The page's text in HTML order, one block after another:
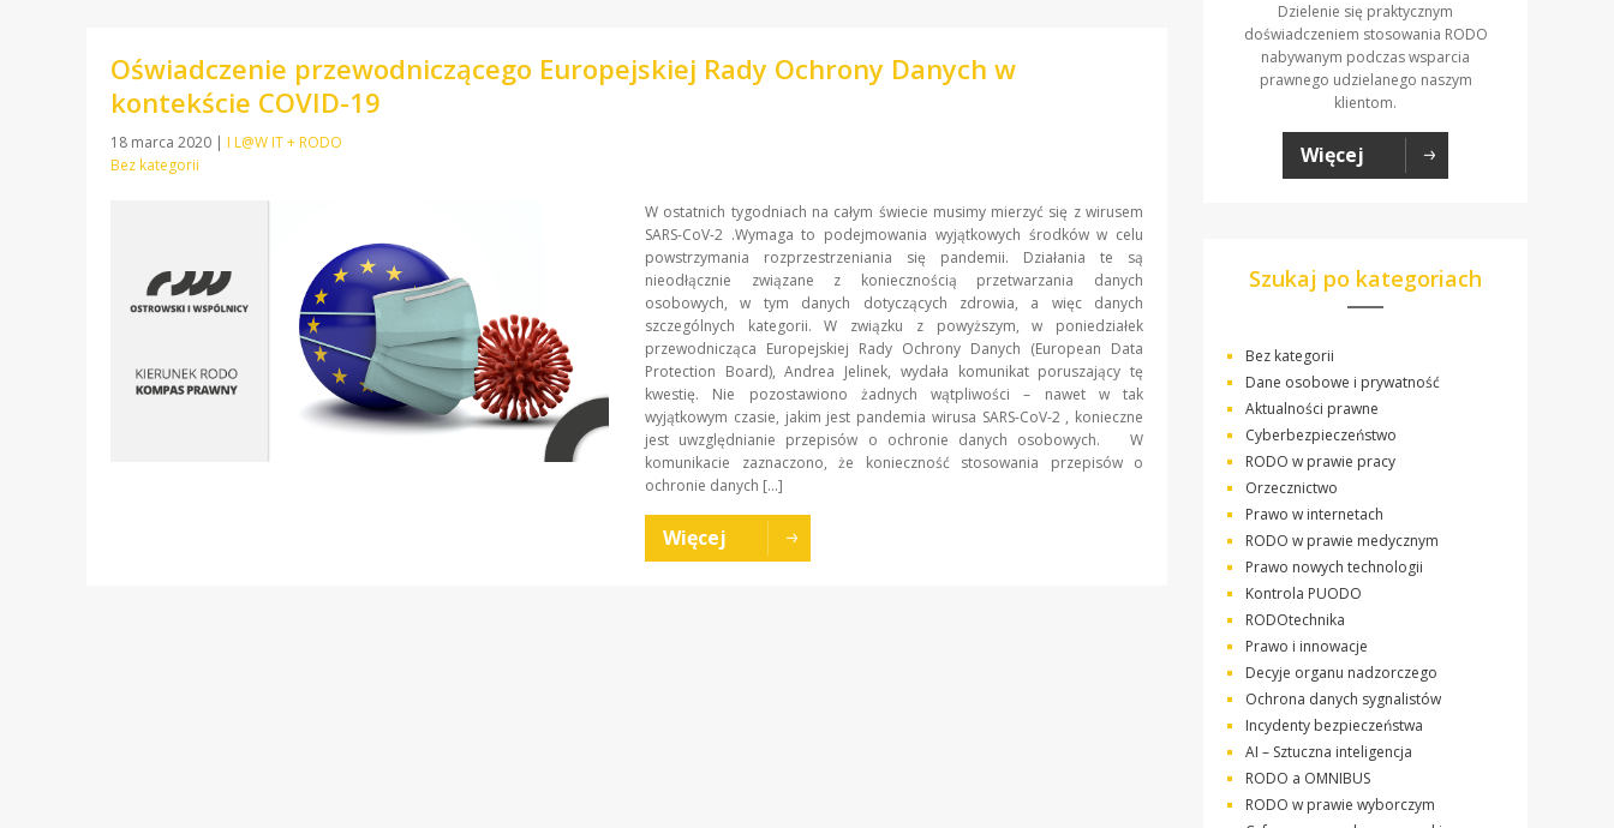
Oświadczenie przewodniczącego Europejskiej Rady Ochrony Danych w
kontekście COVID-19
18 marca 2020 | I L@W IT + RODO
Bez kategorii
W ostatnich tygodniach na całym świecie musimy mierzyć się z wirusem
SARS-CoV-2 .Wymaga to podejmowania wyjątkowych środków w celu
powstrzymania rozprzestrzeniania się pandemii. Działania te są
nieodłącznie związane z koniecznością przetwarzania danych
osobowych, w tym danych dotyczących zdrowia, a więc danych
szczególnych kategorii. W związku z powyższym, w poniedziałek
przewodnicząca Europejskiej Rady Ochrony Danych (European Data
Protection Board), Andrea Jelinek, wydała komunikat poruszający tę
kwestię. Nie pozostawiono żadnych wątpliwości – nawet w tak
wyjątkowym czasie, jakim jest pandemia wirusa SARS-CoV-2 , konieczne
jest uwzględnianie przepisów o ochronie danych osobowych. W
komunikacie zaznaczono, że konieczność stosowania przepisów o
ochronie danych […]
Więcej
Dzielenie się praktycznym
doświadczeniem stosowania RODO
nabywanym podczas wsparcia
prawnego udzielanego naszym
klientom.
Więcej
Szukaj po kategoriach
Bez kategorii
Dane osobowe i prywatność
Aktualności prawne
Cyberbezpieczeństwo
RODO w prawie pracy
Orzecznictwo
Prawo w internetach
RODO w prawie medycznym
Prawo nowych technologii
Kontrola PUODO
RODOtechnika
Prawo i innowacje
Decyje organu nadzorczego
Ochrona danych sygnalistów
Incydenty bezpieczeństwa
AI – Sztuczna inteligencja
RODO a OMNIBUS
RODO w prawie wyborczym